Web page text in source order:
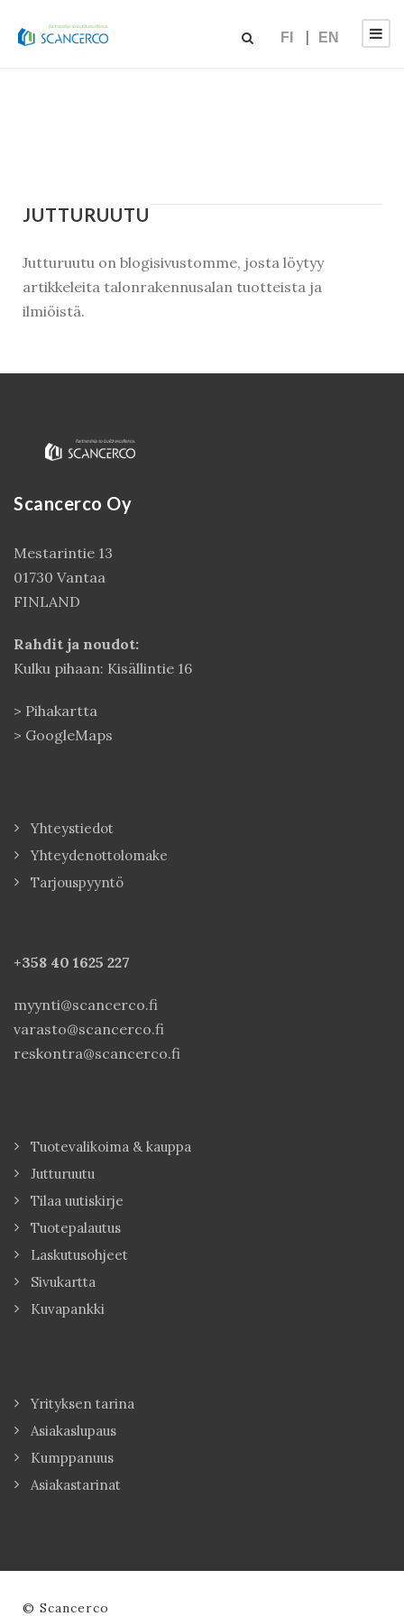
FI EN
JUTTURUUTU
Jutturuutu on blogisivustomme, josta löytyy
artikkeleita talonrakennusalan tuotteista ja
ilmiöistä.
Scancerco Oy
Mestarintie 13
01730 Vantaa
FINLAND
Rahdit ja noudot:
Kulku pihaan: Kisällintie 16
> Pihakartta
> GoogleMaps
Yhteystiedot
Yhteydenottolomake
Tarjouspyyntö
+358 40 1625 227
myynti@scancerco.fi
varasto@scancerco.fi
reskontra@scancerco.fi
Tuotevalikoima & kauppa
Jutturuutu
Tilaa uutiskirje
Tuotepalautus
Laskutusohjeet
Sivukartta
Kuvapankki
Yrityksen tarina
Asiakaslupaus
Kumppanuus
Asiakastarinat
© Scancerco